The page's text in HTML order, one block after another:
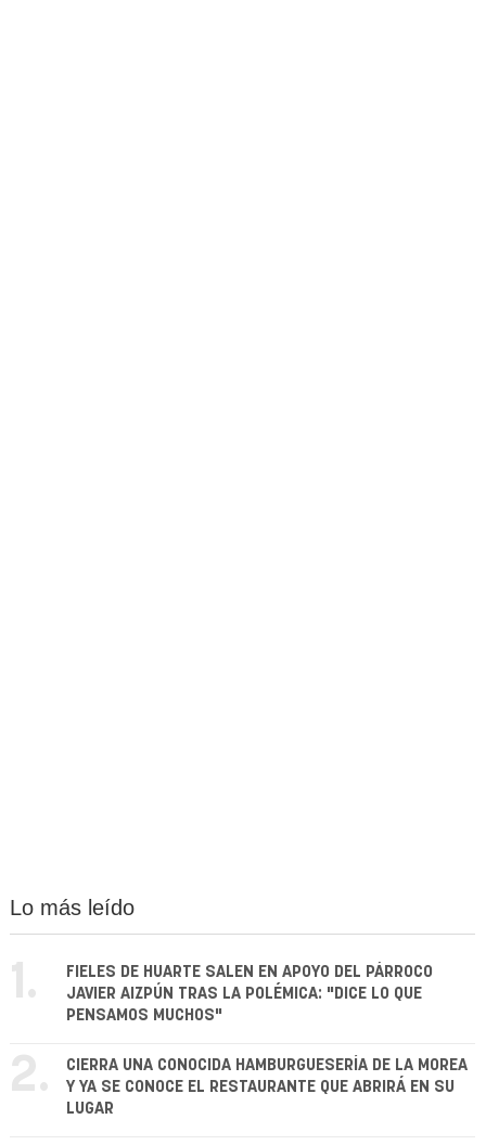
Lo más leído
1.
FIELES DE HUARTE SALEN EN APOYO DEL PÁRROCO
JAVIER AIZPÚN TRAS LA POLÉMICA: "DICE LO QUE
PENSAMOS MUCHOS"
2.
CIERRA UNA CONOCIDA HAMBURGUESERÍA DE LA MOREA
Y YA SE CONOCE EL RESTAURANTE QUE ABRIRÁ EN SU
LUGAR